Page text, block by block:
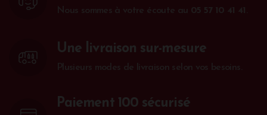
Une livraison sur-mesure
Paiement 100 sécurisé